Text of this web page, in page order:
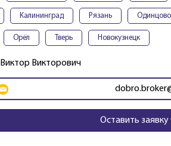
Калининград Рязань Одинцово
Орёл Тверь Новокузнецк
Виктор Викторович
Оставить заявку